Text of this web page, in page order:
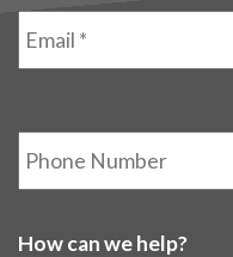
How can we help?